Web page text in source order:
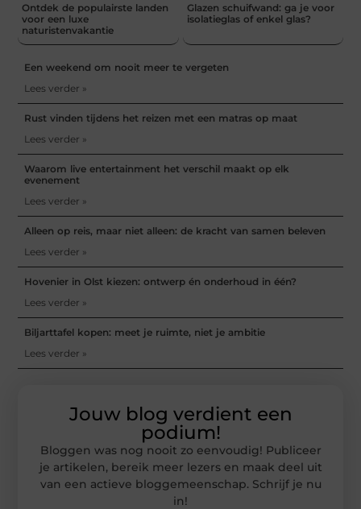
Ontdek de populairste landen
voor een luxe
naturistenvakantie
Glazen schuifwand: ga je voor
isolatieglas of enkel glas?
Een weekend om nooit meer te vergeten
Lees verder »
Rust vinden tijdens het reizen met een matras op maat
Lees verder »
Waarom live entertainment het verschil maakt op elk
evenement
Lees verder »
Alleen op reis, maar niet alleen: de kracht van samen beleven
Lees verder »
Hovenier in Olst kiezen: ontwerp én onderhoud in één?
Lees verder »
Biljarttafel kopen: meet je ruimte, niet je ambitie
Lees verder »
Jouw blog verdient een
podium!
Bloggen was nog nooit zo eenvoudig! Publiceer
je artikelen, bereik meer lezers en maak deel uit
van een actieve bloggemeenschap. Schrijf je nu
in!